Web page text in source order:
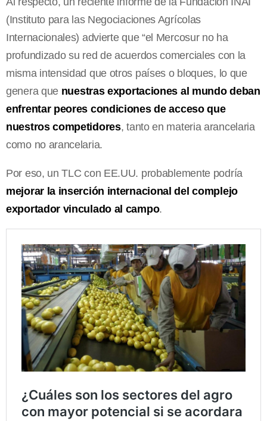
(Instituto para las Negociaciones Agrícolas
Internacionales) advierte que “el Mercosur no ha
profundizado su red de acuerdos comerciales con la
misma intensidad que otros países o bloques, lo que
genera que nuestras exportaciones al mundo deban
enfrentar peores condiciones de acceso que
nuestros competidores, tanto en materia arancelaria
como no arancelaria.
Por eso, un TLC con EE.UU. probablemente podría
mejorar la inserción internacional del complejo
exportador vinculado al campo.